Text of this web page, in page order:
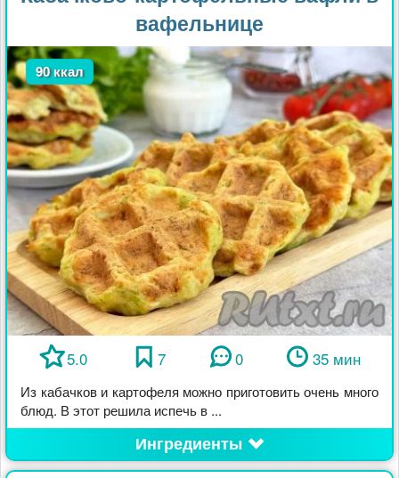
вафельнице
90 ккал
5.0 7 0 35 мин
Из кабачков и картофеля можно приготовить очень много
блюд. В этот решила испечь в ...
Ингредиенты